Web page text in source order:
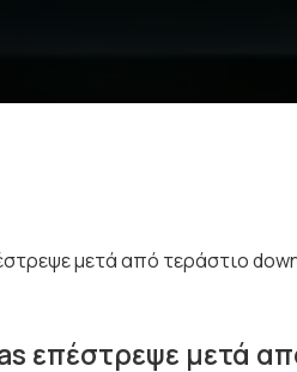
μετά από τεράστιο
επέστρεψε μετά